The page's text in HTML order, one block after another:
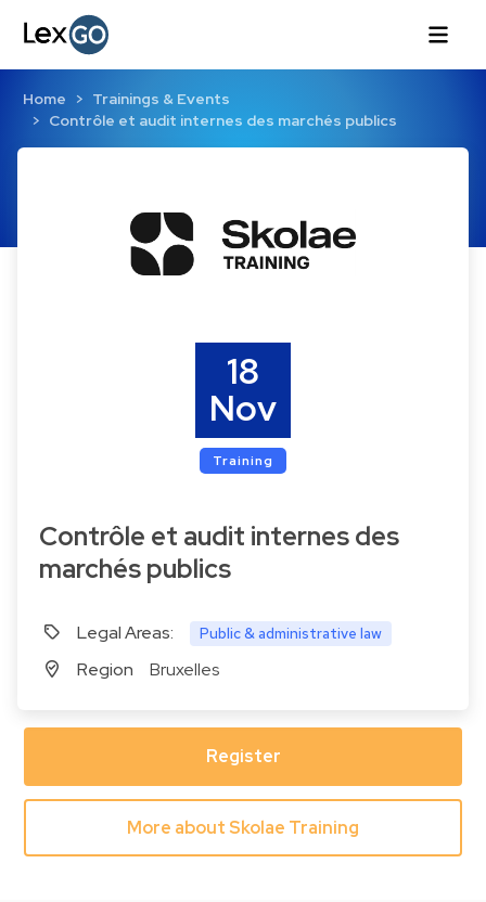
Home
Trainings & Events
Contrôle et audit internes des marchés publics
Contrôle et audit internes des
marchés publics
Legal Areas: Public & administrative law
Region Bruxelles
18
Nov
Training
Register
More about Skolae Training